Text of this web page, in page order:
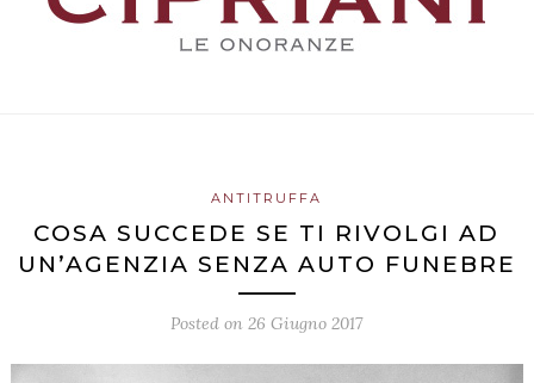
ANTITRUFFA
COSA SUCCEDE SE TI RIVOLGI AD
UN’AGENZIA SENZA AUTO FUNEBRE
Posted on26 Giugno 2017